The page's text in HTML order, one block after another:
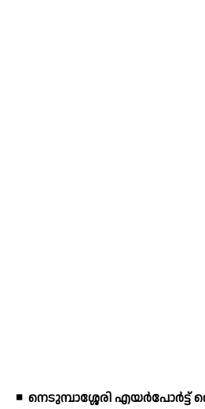
◾ നെടുമ്പാശ്ശേരി എയര്‍പോര്‍ട്ട്